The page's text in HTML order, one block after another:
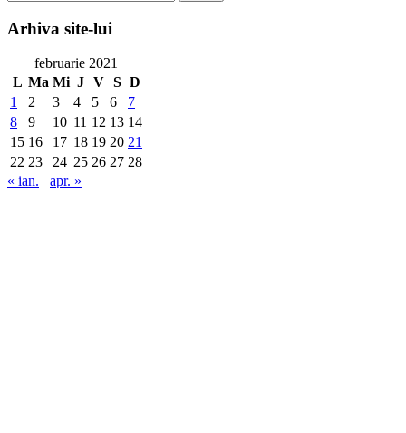
Arhiva site-lui
februarie 2021
L Ma Mi J V S D
1
2 3 4 5 6
7
8
9 10 11 12 13 14
15 16 17 18 19 20 21
22 23 24 25 26 27 28
« ian.
apr. »